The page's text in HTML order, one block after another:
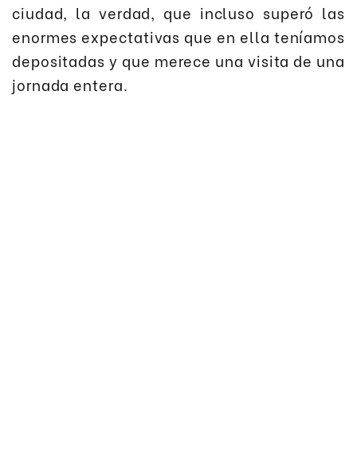
ciudad, la verdad, que incluso superó las
enormes expectativas que en ella teníamos
depositadas y que merece una visita de una
jornada entera.